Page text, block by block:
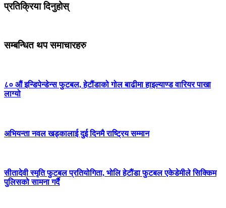
प्रतिक्रिया दिनुहोस्
सम्बन्धित थप समाचारहरु
८० औं इन्डिपेन्डेन्स फुटबल, हेटौंडाको गोल बाढीमा हाइल्याण्ड वारियर पाखा
लाग्यो
अभियन्ता नवल खड्कालाई दुई दिनमै राष्ट्रिय सम्मान
सीतादेवी स्मृति फुटबल प्रतियोगिता, भोलि हेटौंडा फुटबल एकेडेमीले सिक्किम
पुलिसको सामना गर्दै